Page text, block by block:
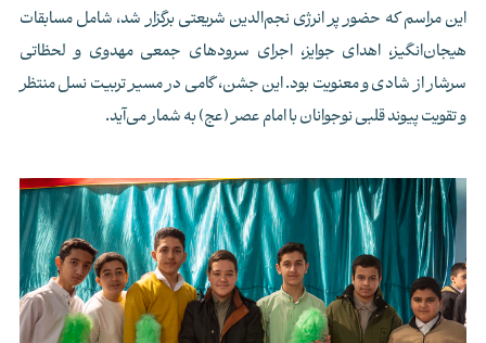
این مراسم که حضور پر انرژی نجم‌الدین شریعتی برگزار شد، شامل مسابقات
هیجان‌انگیز، اهدای جوایز، اجرای سرودهای جمعی مهدوی و لحظاتی
سرشار از شادی و معنویت بود. این جشن، گامی در مسیر تربیت نسل منتظر
و تقویت پیوند قلبی نوجوانان با امام عصر (عج) به شمار می‌آید.